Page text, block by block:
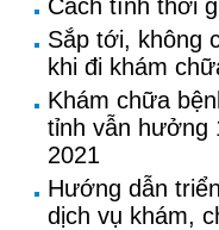
Cách tính thời
Sắp tới, không
khi đi khám
Khám chữa
tỉnh vẫn hưởng
2021
Hướng dẫn
dịch vụ khám,